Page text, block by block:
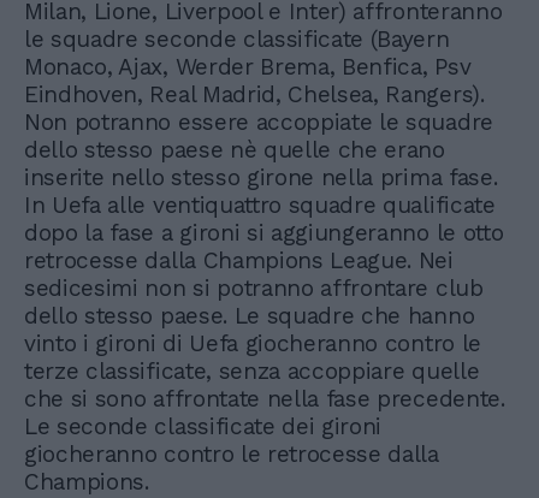
Milan, Lione, Liverpool e Inter) affronteranno
le squadre seconde classificate (Bayern
Monaco, Ajax, Werder Brema, Benfica, Psv
Eindhoven, Real Madrid, Chelsea, Rangers).
Non potranno essere accoppiate le squadre
dello stesso paese nè quelle che erano
inserite nello stesso girone nella prima fase.
In Uefa alle ventiquattro squadre qualificate
dopo la fase a gironi si aggiungeranno le otto
retrocesse dalla Champions League. Nei
sedicesimi non si potranno affrontare club
dello stesso paese. Le squadre che hanno
vinto i gironi di Uefa giocheranno contro le
terze classificate, senza accoppiare quelle
che si sono affrontate nella fase precedente.
Le seconde classificate dei gironi
giocheranno contro le retrocesse dalla
Champions.